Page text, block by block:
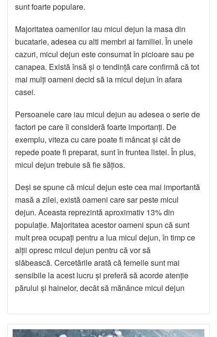
sunt foarte populare.
Majoritatea oamenilor iau micul dejun la masa din
bucatarie, adesea cu alti membri ai familiei. În unele
cazuri, micul dejun este consumat în picioare sau pe
canapea. Există însă și o tendință care confirmă că tot
mai mulți oameni decid să ia micul dejun în afara
casei.
Persoanele care iau micul dejun au adesea o serie de
factori pe care îi consideră foarte importanți. De
exemplu, viteza cu care poate fi mâncat și cât de
repede poate fi preparat, sunt în fruntea listei. În plus,
micul dejun trebuie să fie sățios.
Deși se spune că micul dejun este cea mai importantă
masă a zilei, există oameni care sar peste micul
dejun. Aceasta reprezintă aproximativ 13% din
populație. Majoritatea acestor oameni spun că sunt
mult prea ocupați pentru a lua micul dejun, în timp ce
alții opresc micul dejun pentru că vor să
slăbească. Cercetările arată că femeile sunt mai
sensibile la acest lucru și preferă să acorde atenție
părului și hainelor, decât să mănânce micul dejun